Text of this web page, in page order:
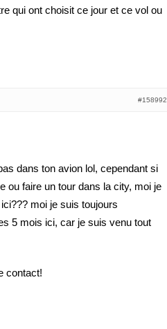
qui ont choisit ce jour et ce vol ou
#158992
dans ton avion lol, cependant si
ou faire un tour dans la city, moi je
moi je suis toujours
5 mois ici, car je suis venu tout
contact!